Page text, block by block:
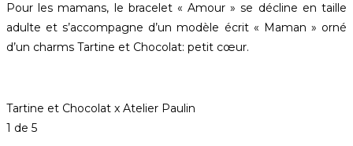
Pour les mamans, le bracelet « Amour » se décline en taille
adulte et s’accompagne d’un modèle écrit « Maman » orné
d’un charms Tartine et Chocolat: petit cœur.
Tartine et Chocolat x Atelier Paulin
1 de 5